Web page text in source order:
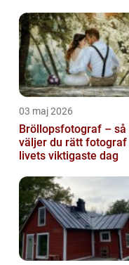
03 maj 2026
Bröllopsfotograf – så
väljer du rätt fotograf
livets viktigaste dag